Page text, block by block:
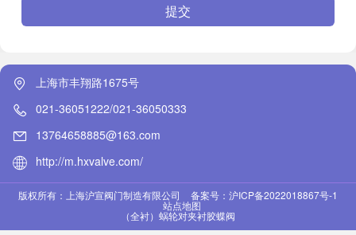
提交
上海市丰翔路1675号
021-36051222/021-36050333
13764658885@163.com
http://m.hxvalve.com/
版权所有：上海沪宣阀门制造有限公司 备案号：沪ICP备2022018867号-1
站点地图
（全衬）蜗轮对夹衬胶蝶阀